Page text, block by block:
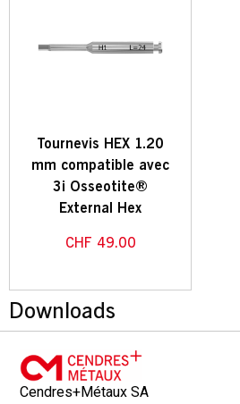
Tournevis HEX 1.20
mm compatible avec
3i Osseotite®
External Hex
CHF 49.00
Downloads
Cendres+Métaux SA